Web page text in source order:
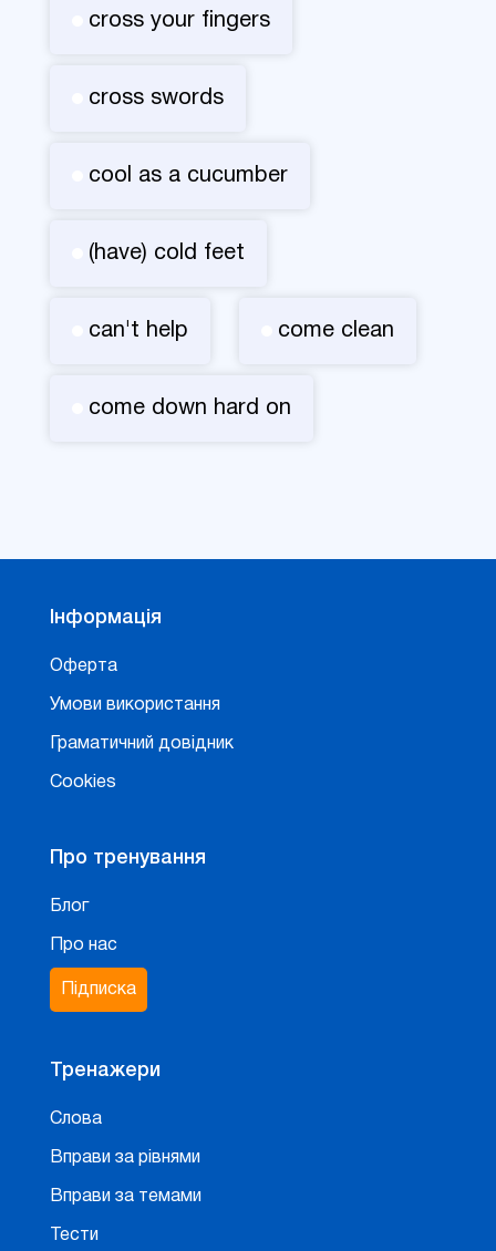
cross your fingers
cross swords
cool as a cucumber
(have) cold feet
can't help come clean
come down hard on
Інформація
Оферта
Умови використання
Граматичний довідник
Cookies
Про тренування
Блог
Про нас
Підписка
Тренажери
Слова
Вправи за рівнями
Вправи за темами
Тести